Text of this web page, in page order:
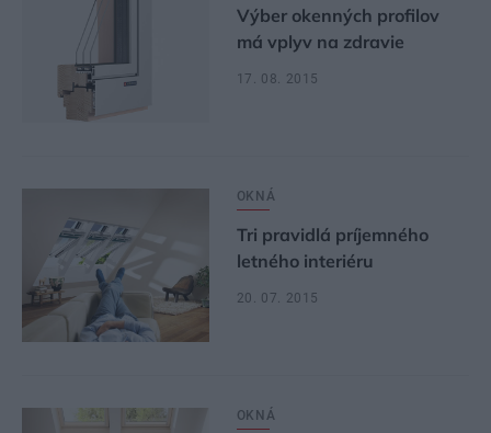
Výber okenných profilov
má vplyv na zdravie
17. 08. 2015
OKNÁ
Tri pravidlá príjemného
letného interiéru
20. 07. 2015
OKNÁ